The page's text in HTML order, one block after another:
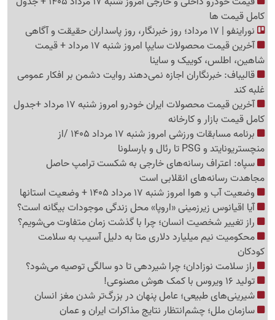
کامل قیمت ها
نوراینفو | 17 مرداد؛ روز خبرنگار، روز پاسداران حقیقت و آگاهی
آخرین قیمت محصولات سایپا امروز شنبه 17 مرداد + قیمت
شاهین، اطلس، کوییک و ساینا
قالیباف: خبرنگاران اجازه نمی‌دهند روایت دشمن بر افکار عمومی
غلبه کند
آخرین قیمت محصولات ایران خودرو امروز شنبه 17 مرداد +جدول
کامل قیمت بازار و کارخانه
برنامه مسابقات ورزشی امروز شنبه 17 مرداد 1405 /از
منچستریونایتد و PSG تا رئال و بارسلونا
سپاه: اعتراف رسانه‌های خارجی به شکست ترامپ حاصل
مجاهدت رسانه‌های انقلابی است
وضعیت آب و هوا امروز شنبه 17 مرداد 1405 + وضعیت استانها
آیا اقیانوس زیرزمینی «اروپا» محل زندگی موجودات بیگانه است؟
راز تغییر شخصیت انسان؛ چرا با گذشت زمان متفاوت می‌شویم؟
محکومیت نیم میلیارد دلاری متا به دلیل آسیب به سلامت
کودکان
راز سلامت نوزادان؛ چرا شیردهی تا دو سالگی توصیه می‌شود؟
تولید 16 ویروس با کمک هوش مصنوعی!
شیرینی‌های طبیعی؛ عامل پنهان در بزرگ‌تر شدن مغز انسان
سازمان ملل؛ چشم‌انتظار نتایج مذاکرات ایران و عمان